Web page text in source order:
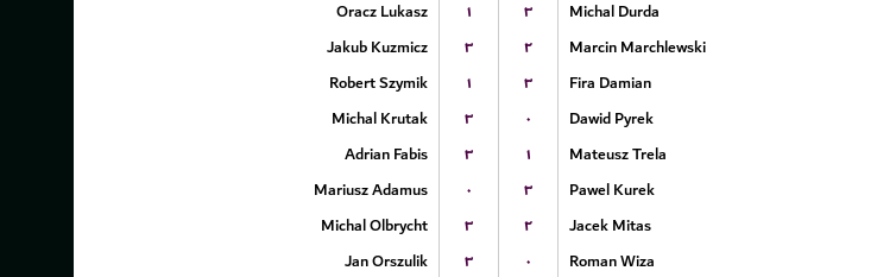
Oracz Lukasz
۱ ۳ Michal Durda
Jakub Kuzmicz
۳ ۲ Marcin Marchlewski
Robert Szymik
۱ ۳ Fira Damian
Michal Krutak
۳ ۰ Dawid Pyrek
Adrian Fabis
۳ ۱ Mateusz Trela
Mariusz Adamus
۰ ۳ Pawel Kurek
Michal Olbrycht
۳ ۲ Jacek Mitas
Jan Orszulik
۳ ۰ Roman Wiza